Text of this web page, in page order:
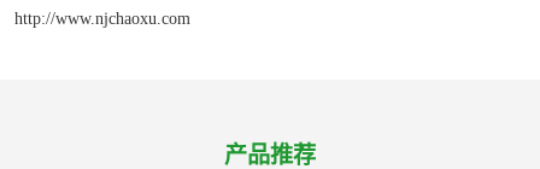
http://www.njchaoxu.com
产品推荐